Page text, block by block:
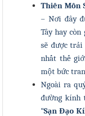
Thiên Môn
– Nơi đây
Tây hay còn
sẽ được
nhất thế
một bức
Ngoài ra
đường kính
“Sạn Đạo